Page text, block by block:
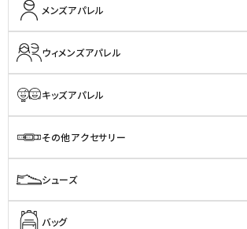
メンズアパレル
ウィメンズアパレル
キッズアパレル
その他アクセサリー
シューズ
バッグ